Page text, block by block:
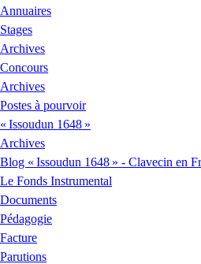
Annuaires
Stages
Archives
Concours
Archives
Postes à pourvoir
« Issoudun 1648 »
Archives
Blog « Issoudun 1648 » - Clavecin en
Le Fonds Instrumental
Documents
Pédagogie
Facture
Parutions